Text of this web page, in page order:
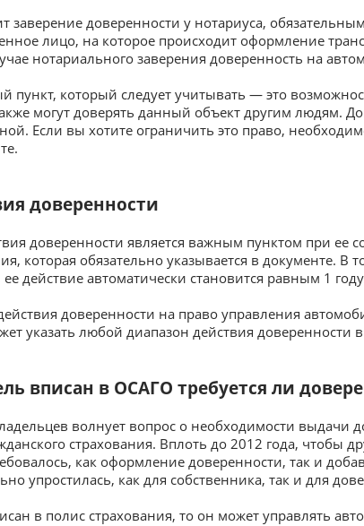
заверение доверенности у нотариуса,
лицо, на которое происходит оформление
нотариального заверения доверенность на
пункт, который следует учитывать — это
могут доверять данный объект другим людям.
Если вы хотите ограничить это право,
доверенности
доверенности является важным пунктом при ее
которая обязательно указывается в документе. В
действие автоматически становится равным 1
доверенности на право управления
указать любой диапазон действия доверенности
вписан в ОСАГО требуется ли
волнует вопрос о необходимости выдачи
страхования. Вплоть до 2012 года, чтобы
как оформление доверенности, так и
упростилась, как для собственника, так и для
в полис страхования, то он может управлять